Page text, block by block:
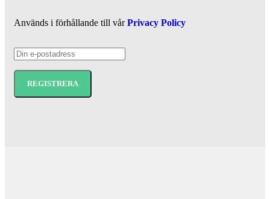
Används i förhållande till vårPrivacy Policy